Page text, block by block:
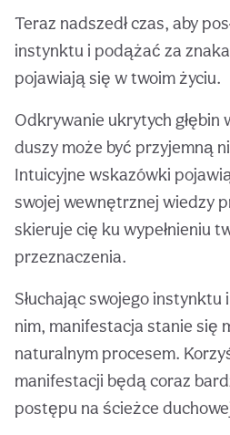
Teraz nadszedł czas, aby
instynktu i podążać za
pojawiają się w twoim życiu.
Odkrywanie ukrytych głębin
duszy może być przyjemną
Intuicyjne wskazówki
swojej wewnętrznej wiedzy
skieruje cię ku wypełnieniu
przeznaczenia.
Słuchając swojego instynktu
nim, manifestacja stanie się
naturalnym procesem.
manifestacji będą coraz
postępu na ścieżce